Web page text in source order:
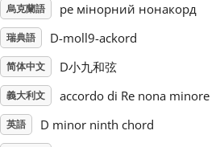
简体中文
繁體中文
烏克蘭語 ре мінорний нонакорд
瑞典語 D-moll9-ackord
简体中文 D小九和弦
義大利文 accordo di Re nona minore
英語 D minor ninth chord